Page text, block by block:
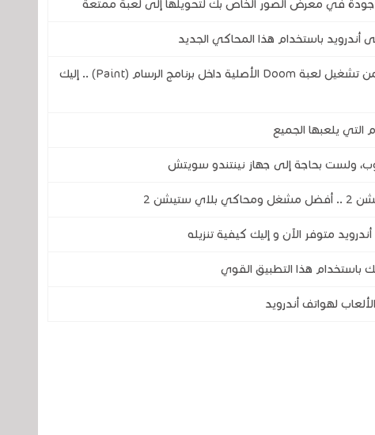
مهندس من شركة مايكروسوفت يتمن من تشغيل لعبة Doom الأصلية داخل برنامج الرسام (Paint) .. إليك
التي يلعبها الجميع
2
باستخدام هذا التطبيق القوي